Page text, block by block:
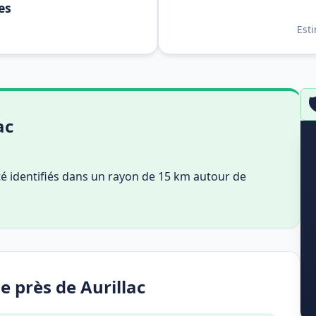
identifiés dans un rayon de 15 km autour de
près de Aurillac